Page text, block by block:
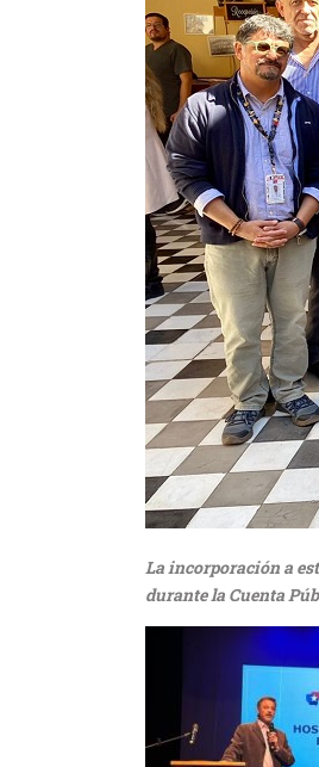
La incorporación a
durante la Cuenta